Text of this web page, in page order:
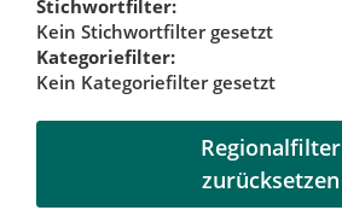
Stichwortfilter:
Kein Stichwortfilter gesetzt
Kategoriefilter:
Kein Kategoriefilter gesetzt
Regionalfilter
zurücksetzen